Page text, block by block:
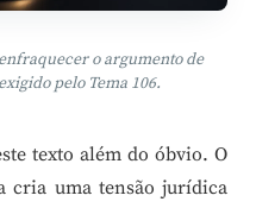
o argumento de
pelo Tema 106.
texto além do óbvio. O
cria uma tensão jurídica